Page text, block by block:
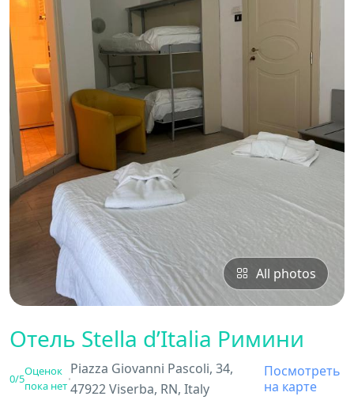
All photos
Отель Stella d’Italia Римини
0/5
Оценок
пока нет
Piazza Giovanni Pascoli, 34,
47922 Viserba, RN, Italy
Посмотреть
на карте